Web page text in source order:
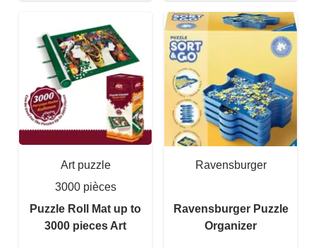
Art puzzle
3000 pièces
Puzzle Roll Mat up to
3000 pieces Art
Ravensburger
Ravensburger Puzzle
Organizer